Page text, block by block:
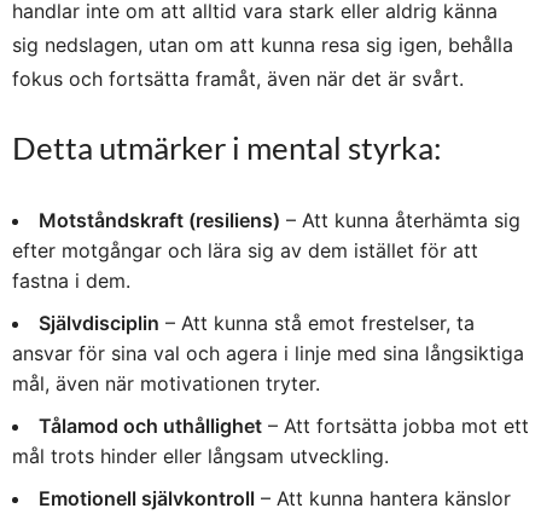
handlar inte om att alltid vara stark eller aldrig känna
sig nedslagen, utan om att kunna resa sig igen, behålla
fokus och fortsätta framåt, även när det är svårt.
Detta utmärker i mental styrka:
Motståndskraft (resiliens) – Att kunna återhämta sig
efter motgångar och lära sig av dem istället för att
fastna i dem.
Självdisciplin – Att kunna stå emot frestelser, ta
ansvar för sina val och agera i linje med sina långsiktiga
mål, även när motivationen tryter.
Tålamod och uthållighet – Att fortsätta jobba mot ett
mål trots hinder eller långsam utveckling.
Emotionell självkontroll – Att kunna hantera känslor